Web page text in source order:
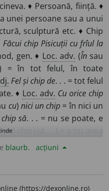
♦ Persoană, ființă. ♦
unei persoane sau a unui
sculptură etc. ♦ Chip
Făcui chip Pisicuții cu frîul la
gen. ♦ Loc. adv. (Însau
= în tot felul, în toate
Fel și chip de. . . = tot felul
♦ Loc. adv. Cu orice chip
cu) nici un chip = în nici un
să. . . = nu se poate, e
un
.).
A face toate chipurile
blaurb. acțiuni
(https://dexonline.ro)